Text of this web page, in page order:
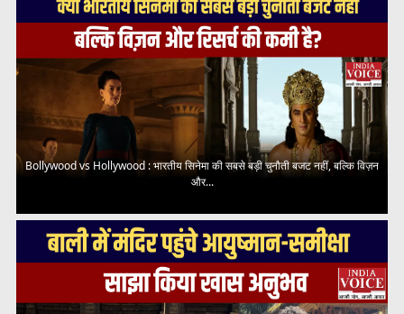
Bollywood vs Hollywood : भारतीय सिनेमा की सबसे बड़ी चुनौती बजट नहीं, बल्कि विज़न
और...